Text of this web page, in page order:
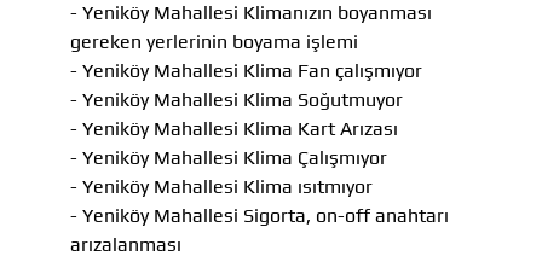
- Yeniköy Mahallesi Klimanızın boyanması
gereken yerlerinin boyama işlemi
- Yeniköy Mahallesi Klima Fan çalışmıyor
- Yeniköy Mahallesi Klima Soğutmuyor
- Yeniköy Mahallesi Klima Kart Arızası
- Yeniköy Mahallesi Klima Çalışmıyor
- Yeniköy Mahallesi Klima ısıtmıyor
- Yeniköy Mahallesi Sigorta, on-off anahtarı
arızalanması